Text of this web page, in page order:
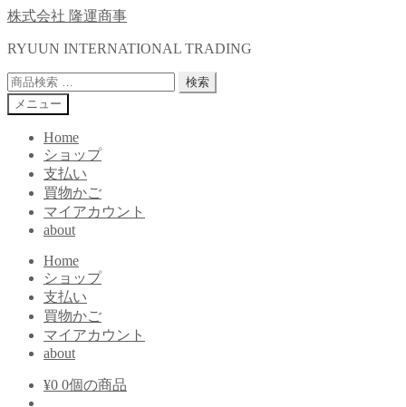
ナ
ゲ
ー
シ
ョ
コ
テ
ン
ツ
へ
株式会社 隆運商事
RYUUN INTERNATIONAL TRADING
検
索
対
検索
メニュー
Home
ショップ
支払い
買物かご
マイアカウント
about
Home
ショップ
支払い
買物かご
マイアカウント
about
¥0 0個の商品